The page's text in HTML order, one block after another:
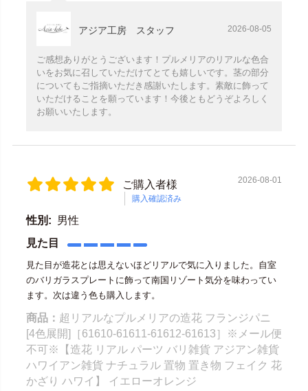
アジア工房 スタッフ 2026-08-05
ご感想ありがとうございます！プルメリアのリアルな色合
いをお気に召していただけてとても嬉しいです。茎の部分
についてもご指摘いただき感謝いたします。素敵に飾って
いただけることを願っています！今後ともどうぞよろしく
お願いいたします。
ご購入者様
購入確認済み
2026-08-01
性別: 男性
見た目
見た目が造花とは思えないほどリアルで気に入りました。自室
のバリガラスプレートに飾って南国リゾート気分を味わってい
ます。次は違う色も購入します。
商品： 超リアルなプルメリアの造花 フランジパニ
[4色展開]［61610-61611-61612-61613］※メール便
不可※【造花 リアル パーツ バリ雑貨 アジアン雑貨
ハワイアン雑貨 ナチュラル 置物 置き物 フェイク 花
かざり ハワイ】 イエローオレンジ